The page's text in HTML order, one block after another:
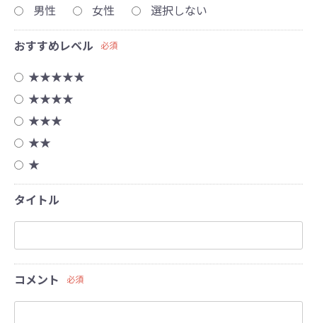
男性
女性 選択しない
おすすめレベル 必須
★★★★★
★★★★
★★★
★★
★
タイトル
コメント 必須